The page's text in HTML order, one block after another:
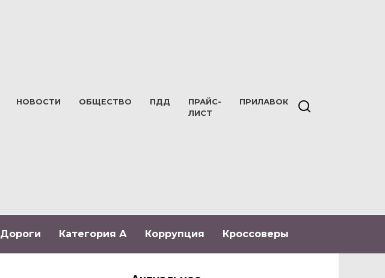
НОВОСТИ ОБЩЕСТВО ПДД
ПРАЙС-
ЛИСТ
ПРИЛАВОК
Дороги Категория А Коррупция Кроссоверы